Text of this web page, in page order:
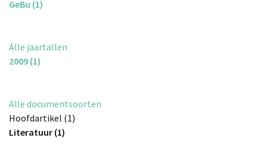
GeBu (1)
Alle jaartallen
2009 (1)
Alle documentsoorten
Hoofdartikel (1)
Literatuur (1)